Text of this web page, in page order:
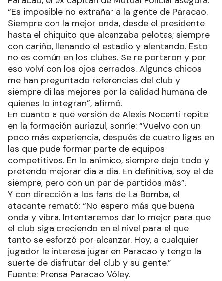
“Es imposible no extrañar a la gente de Paracao.
Siempre con la mejor onda, desde el presidente
hasta el chiquito que alcanzaba pelotas; siempre
con cariño, llenando el estadio y alentando. Esto
no es común en los clubes. Se re portaron y por
eso volví con los ojos cerrados. Algunos chicos
me han preguntado referencias del club y
siempre di las mejores por la calidad humana de
quienes lo integran”, afirmó.
En cuanto a qué versión de Alexis Nocenti repite
en la formación auriazul, sonríe: “Vuelvo con un
poco más experiencia, después de cuatro ligas en
las que pude formar parte de equipos
competitivos. En lo anímico, siempre dejo todo y
pretendo mejorar día a día. En definitiva, soy el de
siempre, pero con un par de partidos más”.
Y con dirección a los fans de La Bomba, el
atacante remató: “No espero más que buena
onda y vibra. Intentaremos dar lo mejor para que
el club siga creciendo en el nivel para el que
tanto se esforzó por alcanzar. Hoy, a cualquier
jugador le interesa jugar en Paracao y tengo la
suerte de disfrutar del club y su gente.”
Fuente: Prensa Paracao Vóley.